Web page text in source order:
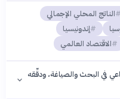
الناتج المحلي الإجمالي
إندونيسيا
الاقتصاد العالمي
في البحث والصياغة، ودقّقه